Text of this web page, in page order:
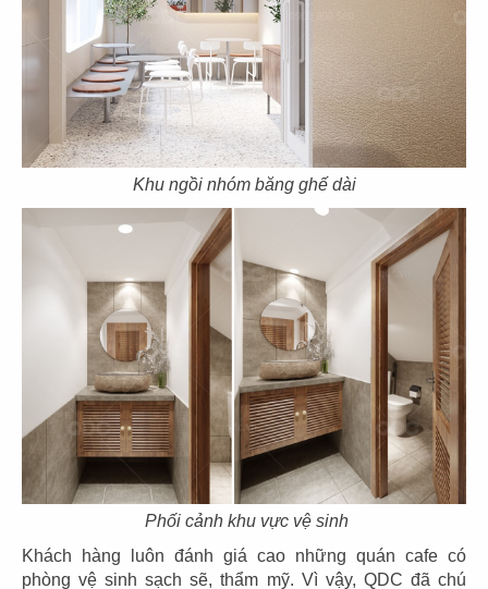
Khu ngồi nhóm băng ghế dài
Phối cảnh khu vực vệ sinh
Khách hàng luôn đánh giá cao những quán cafe có
phòng vệ sinh sạch sẽ, thẩm mỹ. Vì vậy, QDC đã chú
HẢI SẢN HOÀNG GIA
CN Trần Hưng Đạo - Q.1
82
BARTELS
CN Sonatus Building
BARTELS
CN Thảo Điền, Q.2
TAO CHA
CN Thủ Dầu Một
85
IPPUDO RAMEN
CN Lê Thánh Tôn - Q.1
86
JIN DIN ROU
CN Vincom Đồng Khởi - Q.1